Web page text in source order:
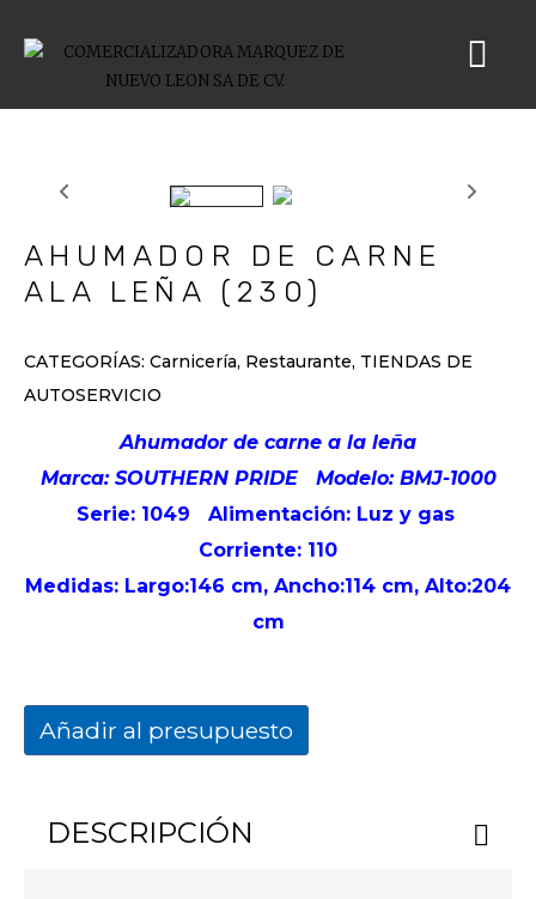
AHUMADOR DE CARNE
ALA LEÑA (230)
CATEGORÍAS: Carnicería, Restaurante, TIENDAS DE
AUTOSERVICIO
Ahumador de carne a la leña
Marca: SOUTHERN PRIDE Modelo: BMJ-1000
Serie: 1049 Alimentación: Luz y gas
Corriente: 110
Medidas: Largo:146 cm, Ancho:114 cm, Alto:204
cm
Añadir al presupuesto
DESCRIPCIÓN